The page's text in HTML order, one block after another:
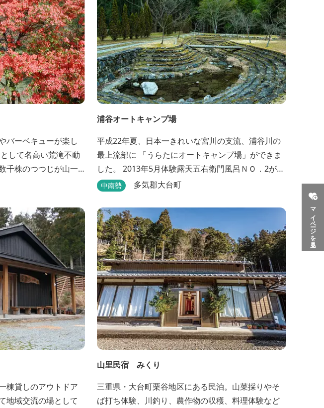
マイページを見る
バーベキューが楽し
して名高い荒滝不動
千株のつつじが山一
見事なコントラス
ワク松阪 ...
浦谷オートキャンプ場
平成22年夏、日本一きれいな宮川の支流、浦谷川の
最上流部に 「うらたにオートキャンプ場」ができま
した。 2013年5月体験露天五右衛門風呂ＮＯ．2が完
成しました。親子4人が入れる大きさです。中には腰
ます。ひのきの香り漂う特製五右衛門風呂を自分で
沸かし、入浴しませんか？ 同時にデッキ付ひのき小
屋も完成しました。是非ご利用ください。
中南勢 多気郡大台町
棟貸しのアウトドア
地域交流の場として
山里民宿 みくり
三重県・大台町栗谷地区にある民泊。山菜採りやそ
ば打ち体験、川釣り、農作物の収穫、料理体験など